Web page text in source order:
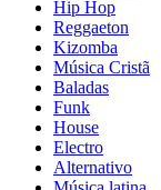
Hip Hop
Reggaeton
Kizomba
Música Cristã
Baladas
Funk
House
Electro
Alternativo